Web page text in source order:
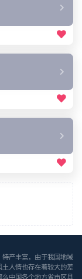
特产丰富，由于我国地域
人情也存在着较大的差
中国各个地方省市区县